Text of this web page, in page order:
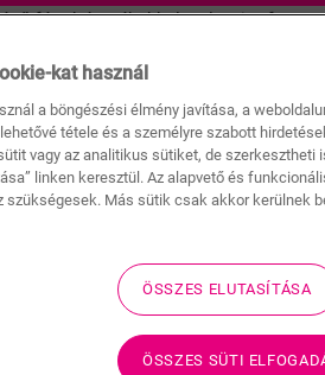
A konyhaa lakás szíve,
kat használ
a böngészési élmény javítása, a
tétele és a személyre szabott
vagy az analitikus sütiket, de szerkesztheti
linken keresztül. Az alapvető és
szükségesek. Más sütik csak akkor kerülnek
ÖSSZES ELUTASÍTÁSA
ÖSSZES SÜTI